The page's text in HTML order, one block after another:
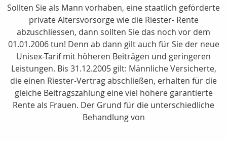
Sollten Sie als Mann vorhaben, eine staatlich geförderte
private Altersvorsorge wie die Riester- Rente
abzuschliessen, dann sollten Sie das noch vor dem
01.01.2006 tun! Denn ab dann gilt auch für Sie der neue
Unisex-Tarif mit höheren Beiträgen und geringeren
Leistungen. Bis 31.12.2005 gilt: Männliche Versicherte,
die einen Riester-Vertrag abschließen, erhalten für die
gleiche Beitragszahlung eine viel höhere garantierte
Rente als Frauen. Der Grund für die unterschiedliche
Behandlung von